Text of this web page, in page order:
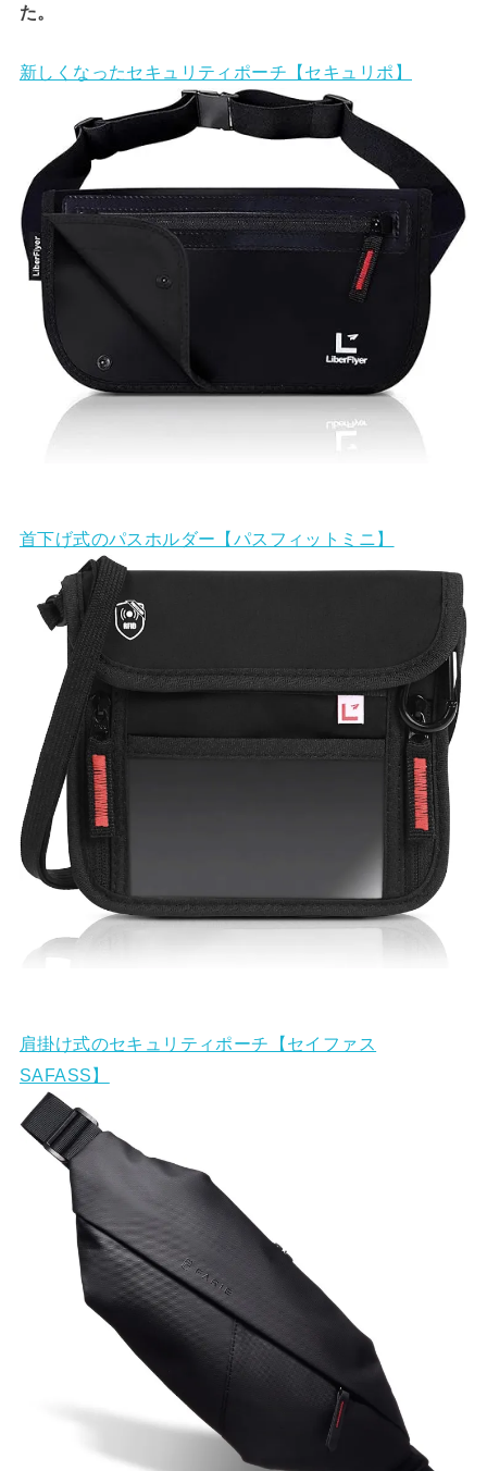
た。
新しくなったセキュリティポーチ【セキュリポ】
首下げ式のパスホルダー【パスフィットミニ】
肩掛け式のセキュリティポーチ【セイファス
SAFASS】